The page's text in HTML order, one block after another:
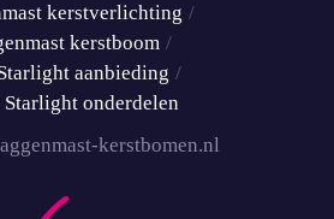
kerstverlichting
kerstboom
aanbieding
Starlight onderdelen
kerstbomen.nl